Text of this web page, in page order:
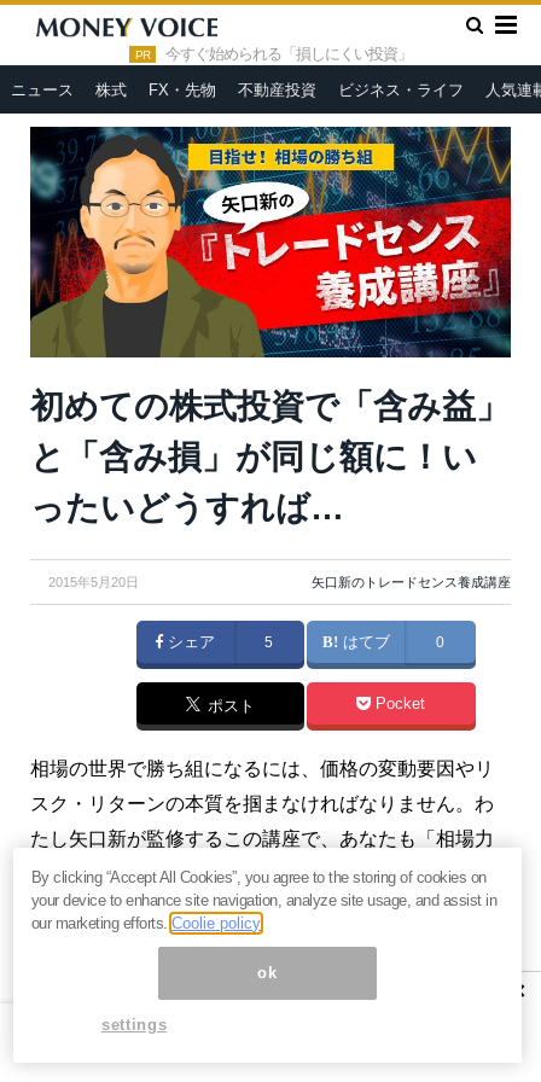
PR 今すぐ始められる「損しにくい投資」
ニュース 株式 FX・先物 不動産投資 ビジネス・ライフ 人気連
HOME » 人気連載 »
初
めての株式投資で「含み益」と「含み損」が同じ額に！いったいど
初めての株式投資で「含み益」
と「含み損」が同じ額に！い
ったいどうすれば…
2015年5月20日 矢口新のトレードセンス養成講座
シェア 5 はてブ 0
ポスト Pocket
相場の世界で勝ち組になるには、価格の変動要因やリ
スク・リターンの本質を掴まなければなりません。わ
たし矢口新が監修するこの講座で、あなたも「相場力
ＵＰ」を目指しましょう。
以下の問いを読んでもっとも正解に近いと思う解
答を選んで下さい。
×
By clicking “Accept All Cookies”, you agree to the storing of cookies on
your device to enhance site navigation, analyze site usage, and assist in
our marketing efforts.Coolie policy
ok
settings